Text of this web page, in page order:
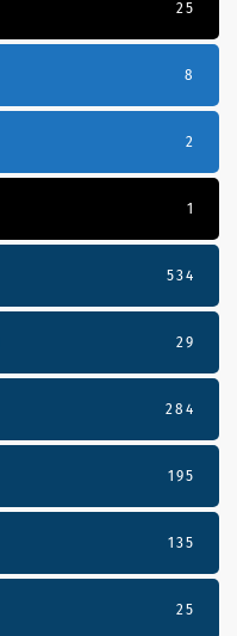
25
8
2
1
534
29
284
195
135
25